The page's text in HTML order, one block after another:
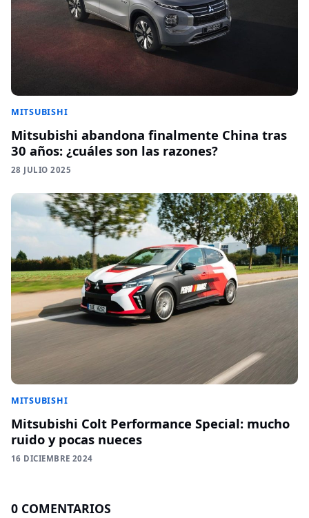
MITSUBISHI
Mitsubishi abandona finalmente China tras
30 años: ¿cuáles son las razones?
28 JULIO 2025
MITSUBISHI
Mitsubishi Colt Performance Special: mucho
ruido y pocas nueces
16 DICIEMBRE 2024
0 COMENTARIOS